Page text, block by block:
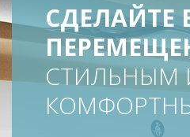
СДЕЛАЙТЕ
СТИЛЬНЫМ